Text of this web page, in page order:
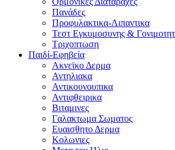
Πανάδες
Προφυλακτικα-Λιπαντικα
Τεστ Εγκυμοσυνης &
Τριχοπτωση
Παιδί-Εφηβεία
Ακνεϊκο Δερμα
Αντηλιακα
Αντικουνουπικα
Αντιφθειρικα
Βιταμινες
Γαλακτωμα Σωματος
Ευαισθητο Δερμα
Κολωνιες